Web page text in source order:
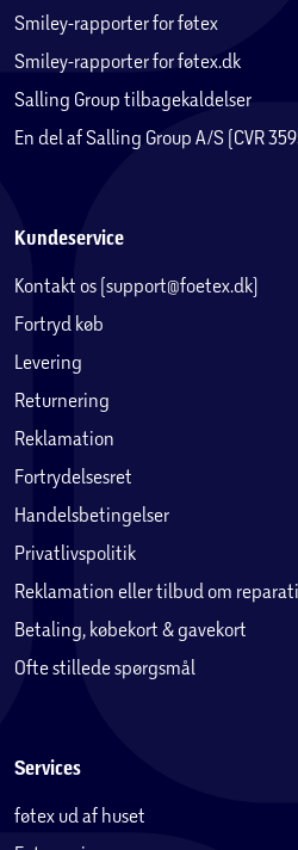
Smiley-rapporter for føtex
Smiley-rapporter for føtex.dk
Salling Group tilbagekaldelser
En del af Salling Group A/S (CVR
Kundeservice
Kontakt os (support@foetex.dk)
Fortryd køb
Levering
Returnering
Reklamation
Fortrydelsesret
Handelsbetingelser
Privatlivspolitik
Reklamation eller tilbud om
Betaling, købekort & gavekort
Ofte stillede spørgsmål
Services
føtex ud af huset